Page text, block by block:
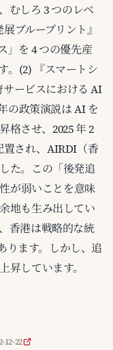
むしろ 3 つのレベ
ブループリント』
」を 4 つの優先産
。(2) 『スマートシ
サービスにおける AI
の政策演説は AI を
格させ、2025 年 2
置され、AIRDI（香
た。この「後発追
が弱いことを意味
地も生み出してい
香港は戦略的な統
ります。しかし、追
昇しています。
12-22